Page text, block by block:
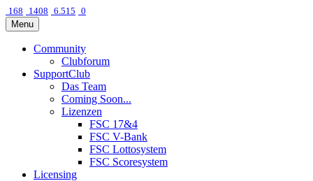
168 1408 6.515 0
Menu
Community
Clubforum
SupportClub
Das Team
Coming Soon...
Lizenzen
FSC 17&4
FSC V-Bank
FSC Lottosystem
FSC Scoresystem
Licensing